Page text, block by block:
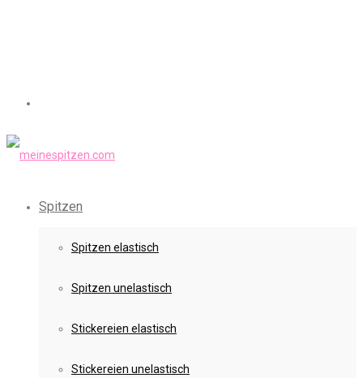
Spitzen
Spitzen elastisch
Spitzen unelastisch
Stickereien elastisch
Stickereien unelastisch